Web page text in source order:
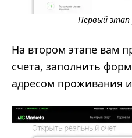
Первый этап
На втором этапе вам
счета, заполнить
адресом проживания